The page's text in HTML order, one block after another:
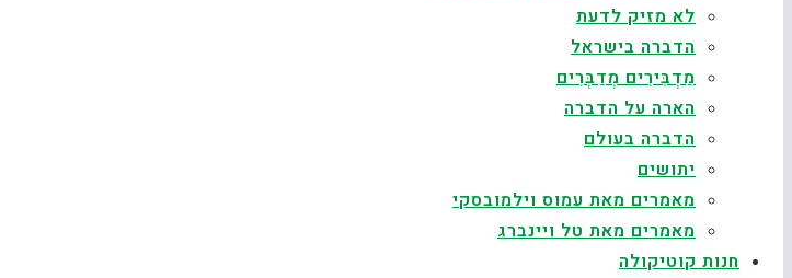
לא מזיק לדעת
הדברה בישראל
מַדְבִּירִים מְדַבְּרִים
הארה על הדברה
הדברה בעולם
יתושים
מאמרים מאת עמוס וילמובסקי
מאמרים מאת טל ויינברג
חנות קוטיקולה